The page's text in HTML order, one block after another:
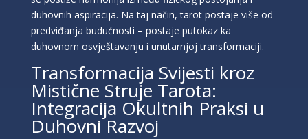
duhovnih aspiracija. Na taj način, tarot postaje više od
predviđanja budućnosti – postaje putokaz ka
duhovnom osvještavanju i unutarnjoj transformaciji.
Transformacija Svijesti kroz
Mistične Struje Tarota:
Integracija Okultnih Praksi u
Duhovni Razvoj